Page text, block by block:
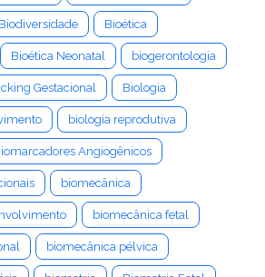
Biodiversidade Bioética
Bioética Neonatal biogerontologia
Gestacional Biologia
biologia reprodutiva
Angiogênicos
biomecânica
biomecânica fetal
biomecânica pélvica